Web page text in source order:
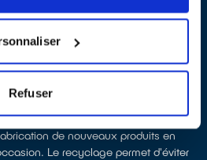
Refuser
le-Châtel, partenaires
ensuite les équipements collectés
leur dépollution et leur recyclage.
les ressources et réduire l’impact
électriques neufs est génératrice de
de ressources naturelles. Donner son
de nouveaux produits en
Le recyclage permet d'éviter